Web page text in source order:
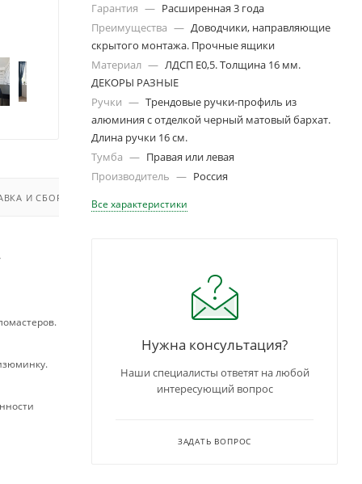
И СБОРКА
Гарантия — Расширенная 3 года
Преимущества — Доводчики, направляющие
скрытого монтажа. Прочные ящики
Материал — ЛДСП Е0,5. Толщина 16 мм.
ДЕКОРЫ РАЗНЫЕ
Ручки — Трендовые ручки-профиль из
алюминия с отделкой черный матовый бархат.
Длина ручки 16 см.
Тумба — Правая или левая
Производитель — Россия
Все характеристики
Нужна консультация?
Наши специалисты ответят на любой
интересующий вопрос
ЗАДАТЬ ВОПРОС